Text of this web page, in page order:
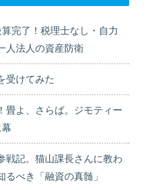
完了！税理士なし・自力
人法人の資産防衛
受けてみた
畳よ、さらば。ジモティー
戦記。猫山課長さんに教わ
るべき「融資の真髄」